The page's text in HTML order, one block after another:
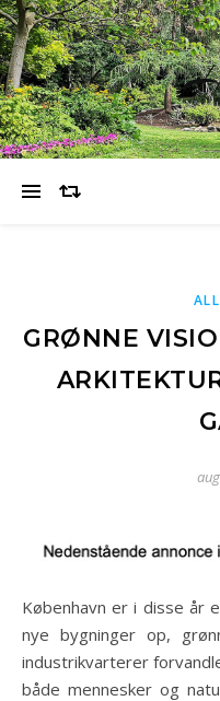
GRØNNE
København er i disse år en by i forandring. Overalt skyder
nye bygninger op,
industrikvarterer
både mennesker og